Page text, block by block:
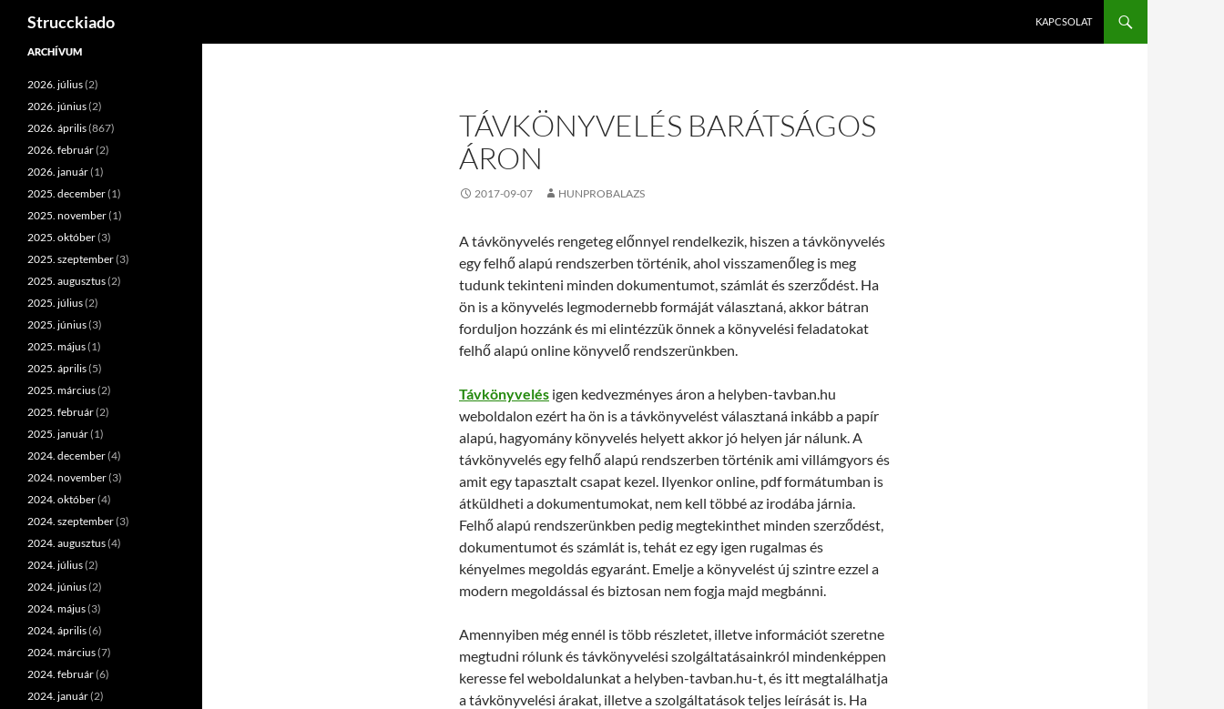
Tartalomhoz
Strucckiado KAPCSOLAT
TÁVKÖNYVELÉS BARÁTSÁGOS
ÁRON
2017-09-07 HUNPROBALAZS
A távkönyvelés rengeteg előnnyel rendelkezik, hiszen a távkönyvelés
egy felhő alapú rendszerben történik, ahol visszamenőleg is meg
tudunk tekinteni minden dokumentumot, számlát és szerződést. Ha
ön is a könyvelés legmodernebb formáját választaná, akkor bátran
forduljon hozzánk és mi elintézzük önnek a könyvelési feladatokat
felhő alapú online könyvelő rendszerünkben.
Távkönyvelés igen kedvezményes áron a helyben-tavban.hu
weboldalon ezért ha ön is a távkönyvelést választaná inkább a papír
alapú, hagyomány könyvelés helyett akkor jó helyen jár nálunk. A
távkönyvelés egy felhő alapú rendszerben történik ami villámgyors és
amit egy tapasztalt csapat kezel. Ilyenkor online, pdf formátumban is
átküldheti a dokumentumokat, nem kell többé az irodába járnia.
Felhő alapú rendszerünkben pedig megtekinthet minden szerződést,
dokumentumot és számlát is, tehát ez egy igen rugalmas és
kényelmes megoldás egyaránt. Emelje a könyvelést új szintre ezzel a
modern megoldással és biztosan nem fogja majd megbánni.
Amennyiben még ennél is több részletet, illetve információt szeretne
megtudni rólunk és távkönyvelési szolgáltatásainkról mindenképpen
keresse fel weboldalunkat a helyben-tavban.hu-t, és itt megtalálhatja
a távkönyvelési árakat, illetve a szolgáltatások teljes leírását is. Ha
ARCHÍVUM
2026. július(2)
2026. június(2)
2026. április(867)
2026. február(2)
2026. január(1)
2025. december(1)
2025. november(1)
2025. október(3)
2025. szeptember(3)
2025. augusztus(2)
2025. július(2)
2025. június(3)
2025. május(1)
2025. április(5)
2025. március(2)
2025. február(2)
2025. január(1)
2024. december(4)
2024. november(3)
2024. október(4)
2024. szeptember(3)
2024. augusztus(4)
2024. július(2)
2024. június(2)
2024. május(3)
2024. április(6)
2024. március(7)
2024. február(6)
2024. január(2)